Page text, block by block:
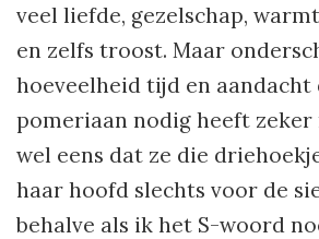
veel liefde, gezelschap,
en zelfs troost. Maar
hoeveelheid tijd en aandacht
pomeriaan nodig heeft zeker
wel eens dat ze die
haar hoofd slechts voor de
behalve als ik het S-woord